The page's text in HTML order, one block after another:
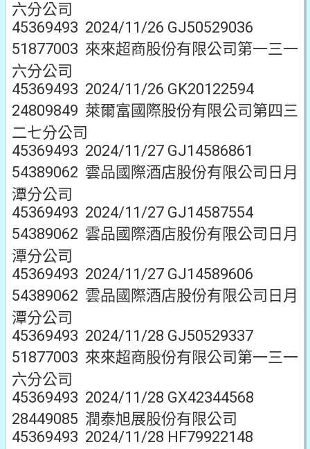
六分公司
45369493 2024/11/26 GJ50529036
51877003 來來超商股份有限公司第一三一
六分公司
45369493 2024/11/26 GK20122594
24809849 萊爾富國際股份有限公司第四三
二七分公司
45369493 2024/11/27 GJ14586861
54389062 雲品國際酒店股份有限公司日月
潭分公司
45369493 2024/11/27 GJ14587554
54389062 雲品國際酒店股份有限公司日月
潭分公司
45369493 2024/11/27 GJ14589606
54389062 雲品國際酒店股份有限公司日月
潭分公司
45369493 2024/11/28 GJ50529337
51877003 來來超商股份有限公司第一三一
六分公司
45369493 2024/11/28 GX42344568
28449085 潤泰旭展股份有限公司
45369493 2024/11/28 HF79922148